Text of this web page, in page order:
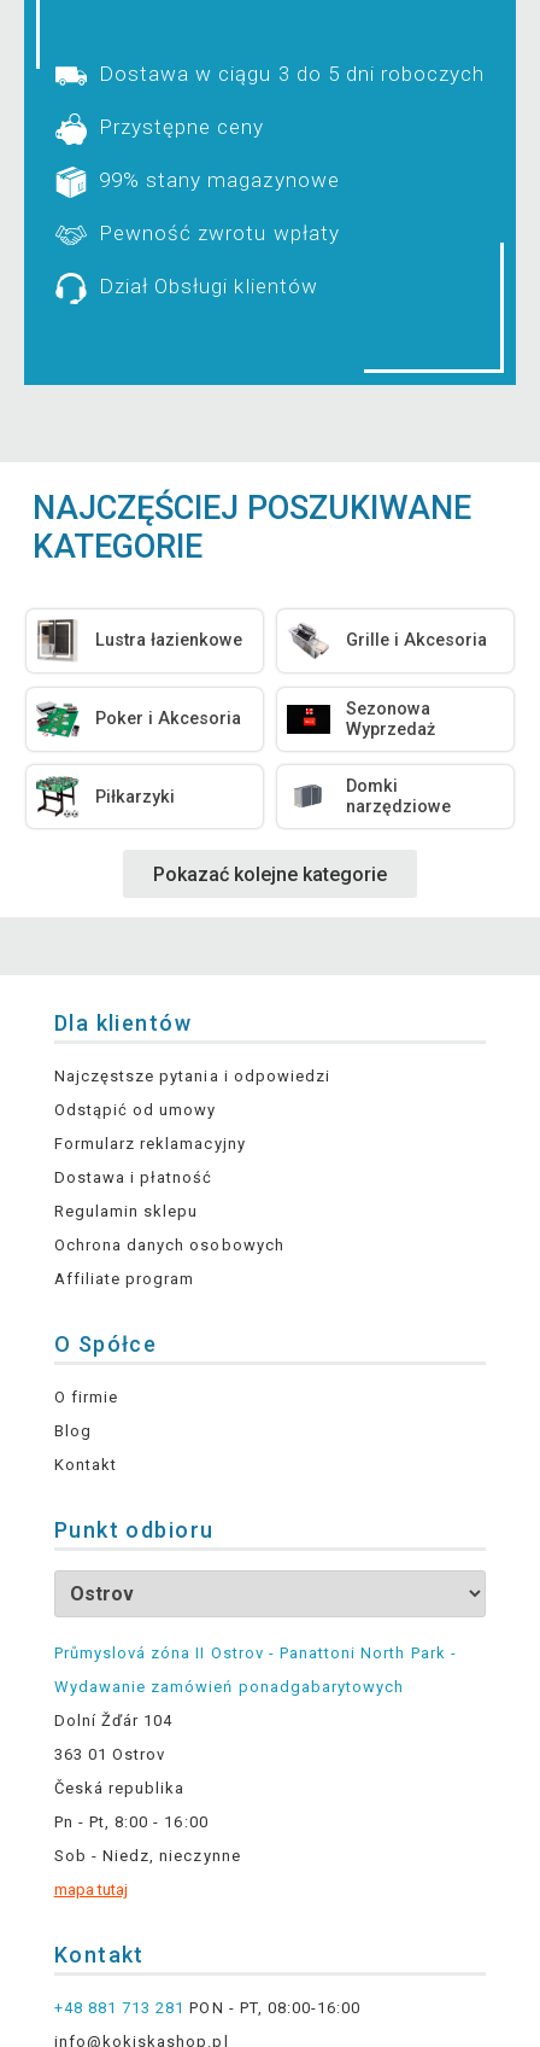
Dostawa w ciągu 3 do 5 dni roboczych
Przystępne ceny
99% stany magazynowe
Pewność zwrotu wpłaty
Dział Obsługi klientów
NAJCZĘŚCIEJ POSZUKIWANE
KATEGORIE
Lustra łazienkowe Grille i Akcesoria
Poker i Akcesoria
Sezonowa
Wyprzedaż
Piłkarzyki
Domki
narzędziowe
Pokazać kolejne kategorie
Dla klientów
Najczęstsze pytania i odpowiedzi
Odstąpić od umowy
Formularz reklamacyjny
Dostawa i płatność
Regulamin sklepu
Ochrona danych osobowych
Affiliate program
O Spółce
O firmie
Blog
Kontakt
Punkt odbioru
Průmyslová zóna II Ostrov - Panattoni North Park -
Wydawanie zamówień ponadgabarytowych
Dolní Žďár 104
363 01 Ostrov
Česká republika
Pn - Pt, 8:00 - 16:00
Sob - Niedz, nieczynne
mapa tutaj
Kontakt
+48 881 713 281 PON - PT, 08:00-16:00
info@kokiskashop.pl